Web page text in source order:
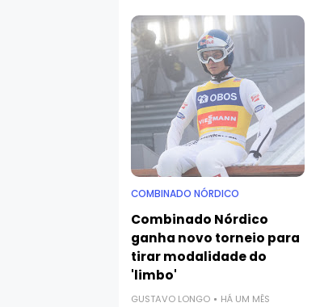
COMBINADO NÓRDICO
Combinado Nórdico
ganha novo torneio para
tirar modalidade do
'limbo'
GUSTAVO LONGO HÁ UM MÊS